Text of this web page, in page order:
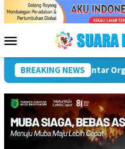
Menu
Mobile
BREAKING NEWS
Puncak Peringatan